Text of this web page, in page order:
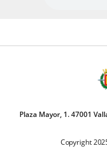
Plaza Mayor, 1. 47001
Copyright